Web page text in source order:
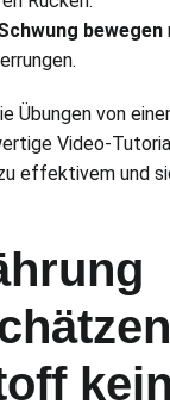
bewegen
Übungen von
Video-
effektivem und
kein